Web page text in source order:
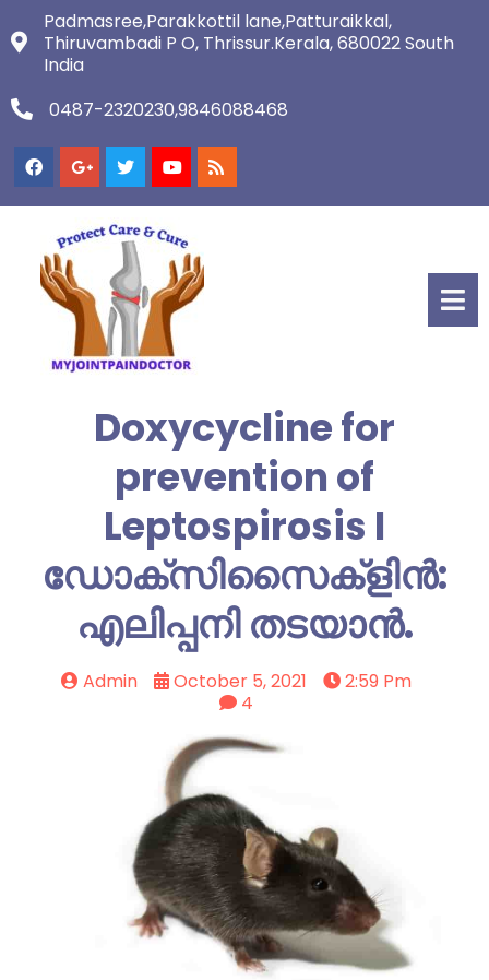
Padmasree,Parakkottil lane,Patturaikkal,
Thiruvambadi P O, Thrissur.Kerala, 680022 South
India
0487-2320230,9846088468
Doxycycline for
prevention of
Leptospirosis I
ഡോക്സിസൈക്ളിൻ:
എലിപ്പനി തടയാൻ.
Admin October 5, 2021
2:59 Pm
4